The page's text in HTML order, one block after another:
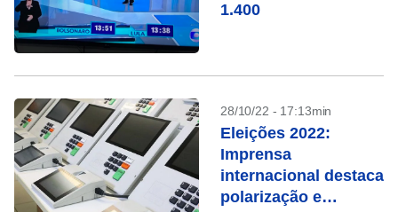
1.400
28/10/22 - 17:13min
Eleições 2022:
Imprensa
internacional destaca
polarização e